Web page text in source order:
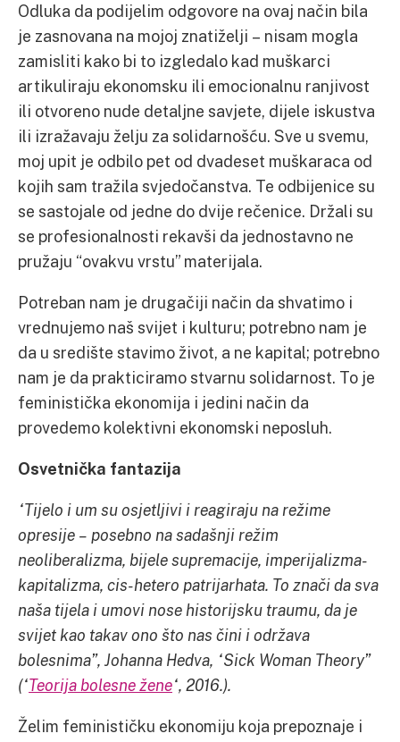
Odluka da podijelim odgovore na ovaj način bila
je zasnovana na mojoj znatiželji – nisam mogla
zamisliti kako bi to izgledalo kad muškarci
artikuliraju ekonomsku ili emocionalnu ranjivost
ili otvoreno nude detaljne savjete, dijele iskustva
ili izražavaju želju za solidarnošću. Sve u svemu,
moj upit je odbilo pet od dvadeset muškaraca od
kojih sam tražila svjedočanstva. Te odbijenice su
se sastojale od jedne do dvije rečenice. Držali su
se profesionalnosti rekavši da jednostavno ne
pružaju “ovakvu vrstu” materijala.
Potreban nam je drugačiji način da shvatimo i
vrednujemo naš svijet i kulturu; potrebno nam je
da u središte stavimo život, a ne kapital; potrebno
nam je da prakticiramo stvarnu solidarnost. To je
feministička ekonomija i jedini način da
provedemo kolektivni ekonomski neposluh.
Osvetnička fantazija
“Tijelo i um su osjetljivi i reagiraju na režime
opresije – posebno na sadašnji režim
neoliberalizma, bijele supremacije, imperijalizma-
kapitalizma, cis-hetero patrijarhata. To znači da sva
naša tijela i umovi nose historijsku traumu, da je
svijet kao takav ono što nas čini i održava
bolesnima”, Johanna Hedva, “Sick Woman Theory”
(“Teorija bolesne žene“, 2016.).
Želim feminističku ekonomiju koja prepoznaje i